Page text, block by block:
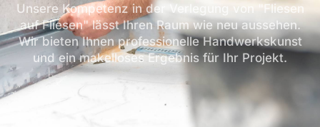
Unsere Kompetenz in der Verlegung von "Fliesen
auf Fliesen" lässt Ihren Raum wie neu aussehen.
Wir bieten Ihnen professionelle Handwerkskunst
und ein makelloses Ergebnis für Ihr Projekt.